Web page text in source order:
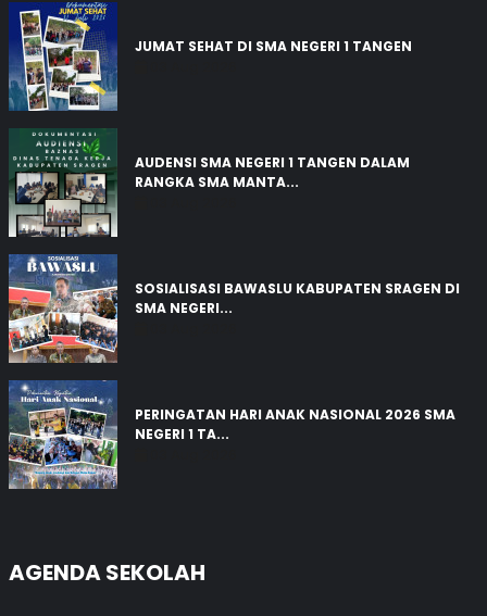
JUMAT SEHAT DI SMA NEGERI 1 TANGEN
AUDENSI SMA NEGERI 1 TANGEN DALAM
RANGKA SMA MANTA...
SOSIALISASI BAWASLU KABUPATEN SRAGEN DI
SMA NEGERI...
PERINGATAN HARI ANAK NASIONAL 2026 SMA
NEGERI 1 TA...
AGENDA SEKOLAH